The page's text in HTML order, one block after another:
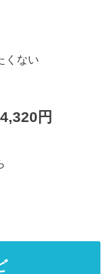
くない
円